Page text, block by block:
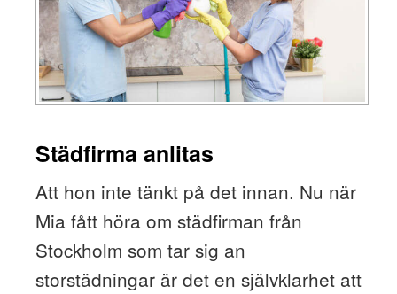
Städfirma anlitas
Att hon inte tänkt på det innan. Nu när
Mia fått höra om städfirman från
Stockholm som tar sig an
storstädningar är det en självklarhet att